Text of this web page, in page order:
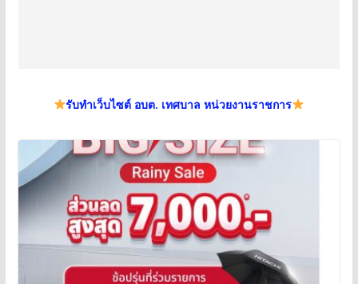
รับทำเว็บไซต์ อบต. เทศบาล หน่วยงานราชการ